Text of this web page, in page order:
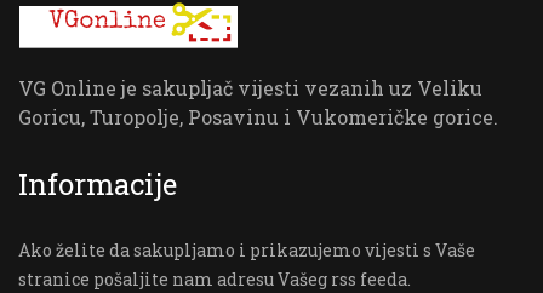
VG Online je sakupljač vijesti vezanih uz Veliku
Goricu, Turopolje, Posavinu i Vukomeričke gorice.
Informacije
Ako želite da sakupljamo i prikazujemo vijesti s Vaše
stranice pošaljite nam adresu Vašeg rss feeda.